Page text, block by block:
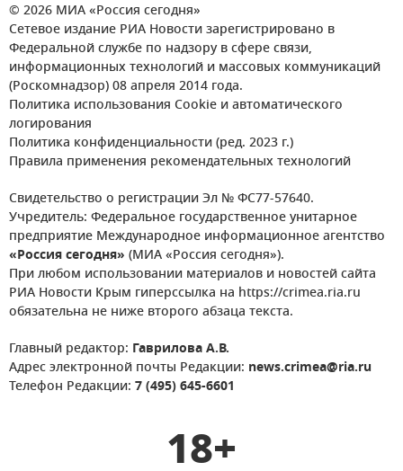
© 2026 МИА «Россия сегодня»
Сетевое издание РИА Новости зарегистрировано в
Федеральной службе по надзору в сфере связи,
информационных технологий и массовых коммуникаций
(Роскомнадзор) 08 апреля 2014 года.
Политика использования Cookie и автоматического
логирования
Политика конфиденциальности (ред. 2023 г.)
Правила применения рекомендательных технологий
Свидетельство о регистрации Эл № ФС77-57640.
Учредитель: Федеральное государственное унитарное
предприятие Международное информационное агентство
«Россия сегодня» (МИА «Россия сегодня»).
При любом использовании материалов и новостей сайта
РИА Новости Крым гиперссылка на https://crimea.ria.ru
обязательна не ниже второго абзаца текста.
Главный редактор: Гаврилова А.В.
Адрес электронной почты Редакции: news.crimea@ria.ru
Телефон Редакции: 7 (495) 645-6601
18+